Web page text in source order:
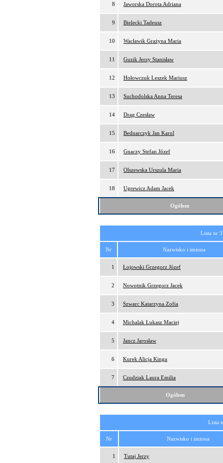
8 Jaworska Dorota Adriana
9 Bielecki Tadeusz
10 Wacławik Grażyna Maria
11 Guzik Jerzy Stanisław
12 Hołowczuk Leszek Mariusz
13 Suchodolska Anna Teresa
14 Drąg Czesław
15 Bednarczyk Jan Karol
16 Gnaczy Stefan Józef
17 Olszewska Urszula Maria
18 Ugrewicz Adam Jacek
Ogółem
Lista nr
Nr Nazwisko i imiona
1 Łojowski Grzegorz Józef
2 Nowotnik Grzegorz Jacek
3 Szwarc Katarzyna Zofia
4 Michalak Łukasz Maciej
5 Jancz Jarosław
6 Kurek Alicja Kinga
7 Czudziak Laura Emilia
Ogółem
Lista
Nr Nazwisko i imiona
1 Tutaj Jerzy